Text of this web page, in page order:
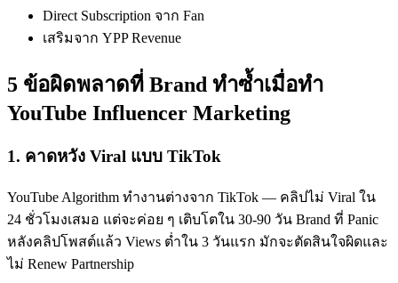
Direct Subscription จาก Fan
เสริมจาก YPP Revenue
5 ข้อผิดพลาดที่ Brand ทำซ้ำเมื่อทำ
YouTube Influencer Marketing
1. คาดหวัง Viral แบบ TikTok
YouTube Algorithm ทำงานต่างจาก TikTok — คลิปไม่ Viral ใน
24 ชั่วโมงเสมอ แต่จะค่อย ๆ เติบโตใน 30-90 วัน Brand ที่ Panic
หลังคลิปโพสต์แล้ว Views ต่ำใน 3 วันแรก มักจะตัดสินใจผิดและ
ไม่ Renew Partnership